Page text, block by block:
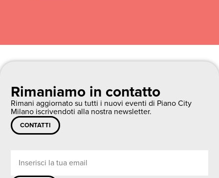
Rimaniamo in contatto
Rimani aggiornato su tutti i nuovi eventi di Piano City
Milano iscrivendoti alla nostra newsletter.
CONTATTI